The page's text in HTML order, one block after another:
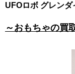
UFOロボ グレン
～おもちゃの買